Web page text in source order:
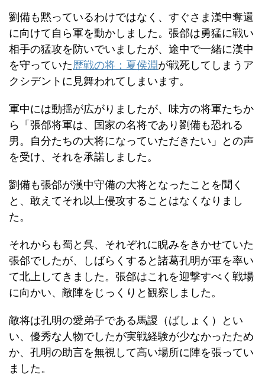
劉備も黙っているわけではなく、すぐさま漢中奪還
に向けて自ら軍を動かしました。張郃は勇猛に戦い
相手の猛攻を防いでいましたが、途中で一緒に漢中
を守っていた歴戦の将：夏侯淵が戦死してしまうア
クシデントに見舞われてしまいます。
軍中には動揺が広がりましたが、味方の将軍たちか
ら「張郃将軍は、国家の名将であり劉備も恐れる
男。自分たちの大将になっていただきたい」との声
を受け、それを承諾しました。
劉備も張郃が漢中守備の大将となったことを聞く
と、敢えてそれ以上侵攻することはなくなりまし
た。
それからも蜀と呉、それぞれに睨みをきかせていた
張郃でしたが、しばらくすると諸葛孔明が軍を率い
て北上してきました。張郃はこれを迎撃すべく戦場
に向かい、敵陣をじっくりと観察しました。
敵将は孔明の愛弟子である馬謖（ばしょく）とい
い、優秀な人物でしたが実戦経験が少なかったため
か、孔明の助言を無視して高い場所に陣を張ってい
ました。